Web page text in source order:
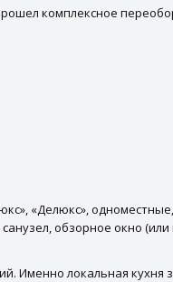
комплексное
«Делюкс»,
обзорное окно (или
Именно локальная